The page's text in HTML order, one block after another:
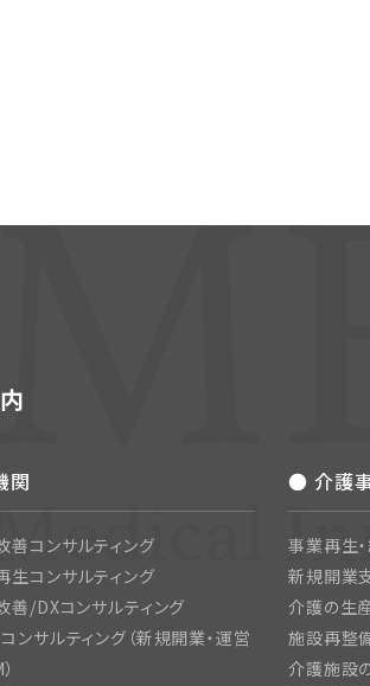
関
善コンサルティング
生コンサルティング
善/DXコンサルティング
ンサルティング（新規開業・運営
● 介護
事業再生
新規開業
介護の生
施設再整
介護施設